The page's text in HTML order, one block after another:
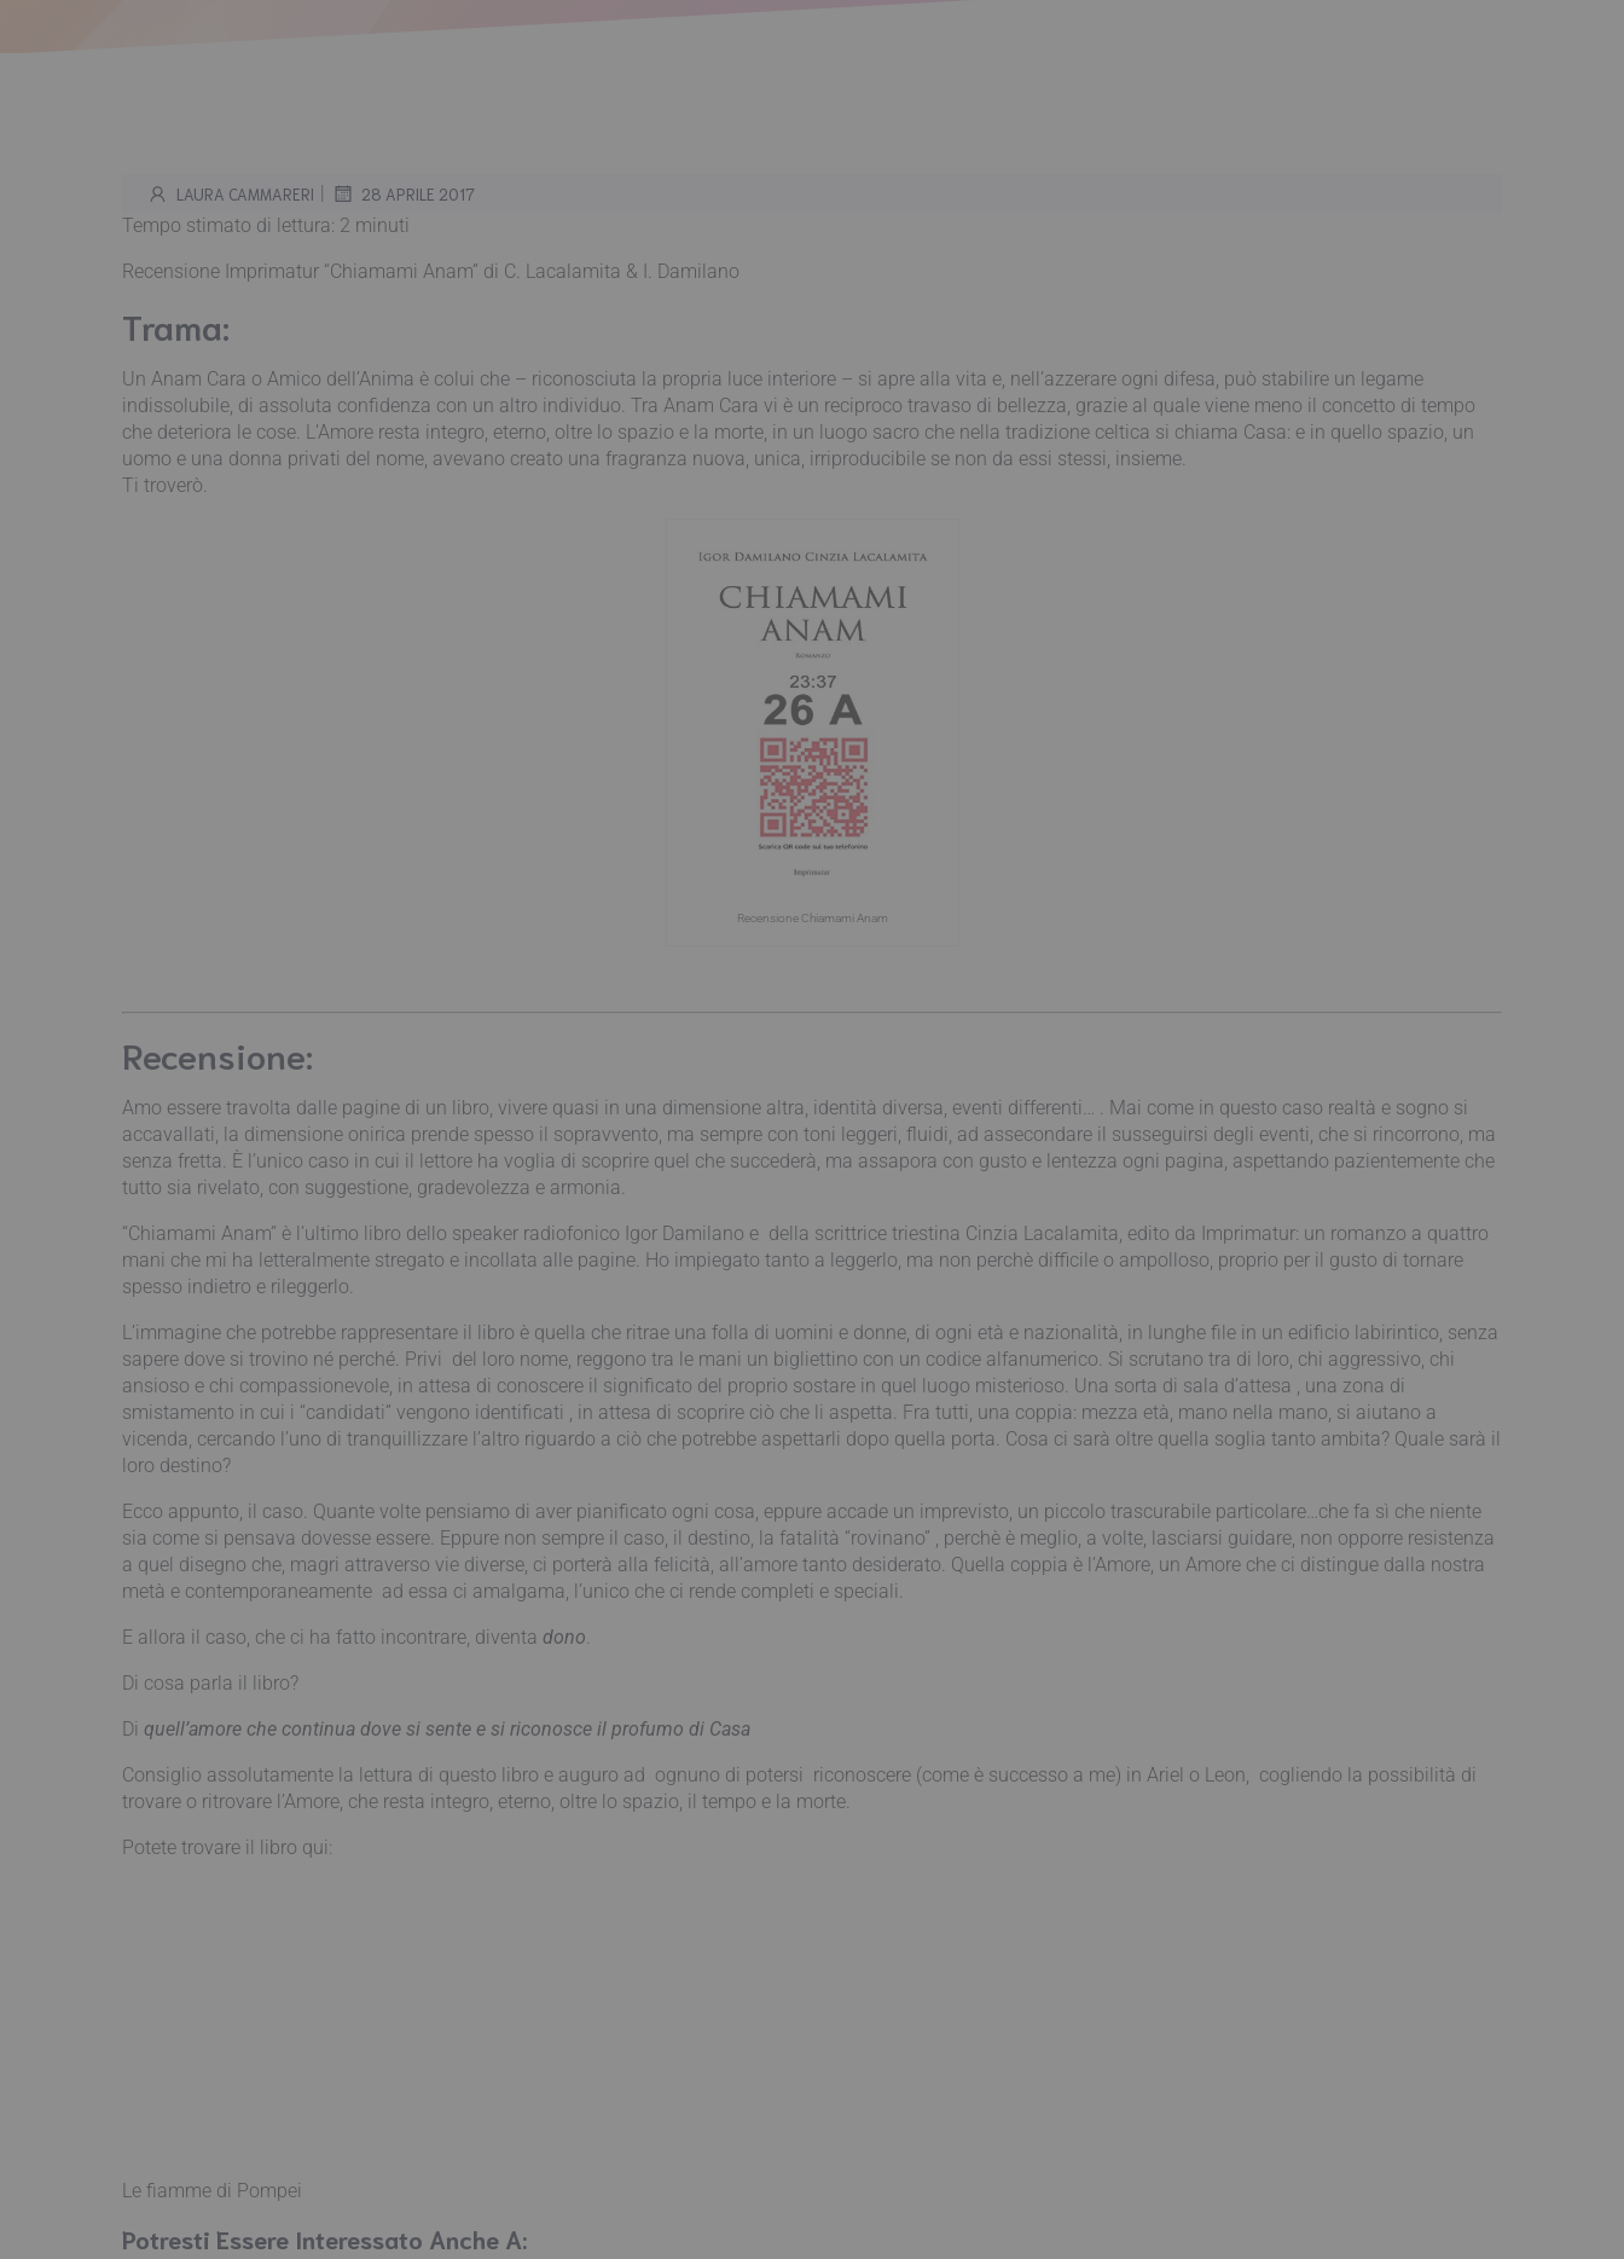
LAURA CAMMARERI | 28 APRILE 2017
Tempo stimato di lettura: 2 minuti
Recensione Imprimatur “Chiamami Anam” di C. Lacalamita & I. Damilano
Trama:
Un Anam Cara o Amico dell’Anima è colui che – riconosciuta la propria luce interiore – si apre alla vita e, nell’azzerare ogni difesa, può stabilire un legame
indissolubile, di assoluta confidenza con un altro individuo. Tra Anam Cara vi è un reciproco travaso di bellezza, grazie al quale viene meno il concetto di tempo
che deteriora le cose. L’Amore resta integro, eterno, oltre lo spazio e la morte, in un luogo sacro che nella tradizione celtica si chiama Casa: e in quello spazio, un
uomo e una donna privati del nome, avevano creato una fragranza nuova, unica, irriproducibile se non da essi stessi, insieme.
Ti troverò.
Recensione Chiamami Anam
Recensione:
Amo essere travolta dalle pagine di un libro, vivere quasi in una dimensione altra, identità diversa, eventi differenti… . Mai come in questo caso realtà e sogno si
accavallati, la dimensione onirica prende spesso il sopravvento, ma sempre con toni leggeri, fluidi, ad assecondare il susseguirsi degli eventi, che si rincorrono, ma
senza fretta. È l’unico caso in cui il lettore ha voglia di scoprire quel che succederà, ma assapora con gusto e lentezza ogni pagina, aspettando pazientemente che
tutto sia rivelato, con suggestione, gradevolezza e armonia.
“Chiamami Anam” è l’ultimo libro dello speaker radiofonico Igor Damilano e della scrittrice triestina Cinzia Lacalamita, edito da Imprimatur: un romanzo a quattro
mani che mi ha letteralmente stregato e incollata alle pagine. Ho impiegato tanto a leggerlo, ma non perchè difficile o ampolloso, proprio per il gusto di tornare
spesso indietro e rileggerlo.
L’immagine che potrebbe rappresentare il libro è quella che ritrae una folla di uomini e donne, di ogni età e nazionalità, in lunghe file in un edificio labirintico, senza
sapere dove si trovino né perché. Privi del loro nome, reggono tra le mani un bigliettino con un codice alfanumerico. Si scrutano tra di loro, chi aggressivo, chi
ansioso e chi compassionevole, in attesa di conoscere il significato del proprio sostare in quel luogo misterioso. Una sorta di sala d’attesa , una zona di
smistamento in cui i “candidati” vengono identificati , in attesa di scoprire ciò che li aspetta. Fra tutti, una coppia: mezza età, mano nella mano, si aiutano a
vicenda, cercando l’uno di tranquillizzare l’altro riguardo a ciò che potrebbe aspettarli dopo quella porta. Cosa ci sarà oltre quella soglia tanto ambita? Quale sarà il
loro destino?
Ecco appunto, il caso. Quante volte pensiamo di aver pianificato ogni cosa, eppure accade un imprevisto, un piccolo trascurabile particolare…che fa sì che niente
sia come si pensava dovesse essere. Eppure non sempre il caso, il destino, la fatalità “rovinano” , perchè è meglio, a volte, lasciarsi guidare, non opporre resistenza
a quel disegno che, magri attraverso vie diverse, ci porterà alla felicità, all’amore tanto desiderato. Quella coppia è l’Amore, un Amore che ci distingue dalla nostra
metà e contemporaneamente ad essa ci amalgama, l’unico che ci rende completi e speciali.
E allora il caso, che ci ha fatto incontrare, diventa dono
Di cosa parla il libro?
Di quell’amore che continua dove si sente e si riconosce il profumo di Casa
Consiglio assolutamente la lettura di questo libro e auguro ad ognuno di potersi riconoscere (come è successo a me) in Ariel o Leon, cogliendo la possibilità di
trovare o ritrovare l’Amore, che resta integro, eterno, oltre lo spazio, il tempo e la morte.
Potete trovare il libro qui:
Le fiamme di Pompei
Potresti Essere Interessato Anche A: